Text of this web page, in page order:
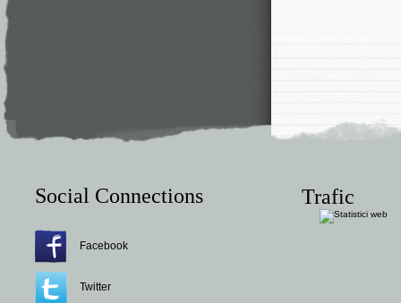
Social Connections
Facebook
Twitter
Trafic